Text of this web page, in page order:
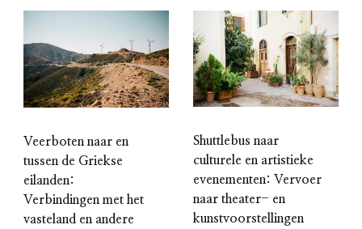
Veerboten naar en
tussen de Griekse
eilanden:
Verbindingen met het
vasteland en andere
Shuttlebus naar
culturele en artistieke
evenementen: Vervoer
naar theater- en
kunstvoorstellingen